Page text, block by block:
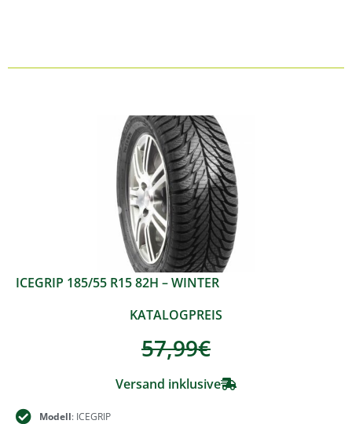
ICEGRIP 185/55 R15 82H – WINTER
KATALOGPREIS
57,99€
Versand inklusive
Modell: ICEGRIP